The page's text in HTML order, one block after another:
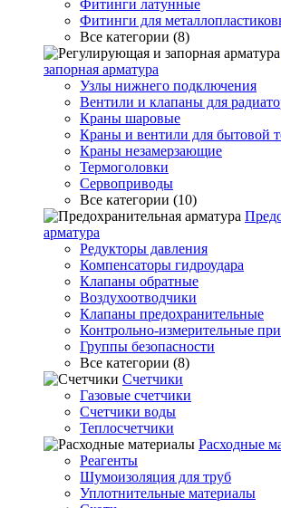
Фитинги латунные
Фитинги для
Все категории (8)
запорная арматура
Узлы нижнего подключения
Вентили и клапаны для
Краны шаровые
Краны и вентили для бытовой
Краны незамерзающие
Термоголовки
Сервоприводы
Все категории (10)
арматура
Редукторы давления
Компенсаторы гидроудара
Клапаны обратные
Воздухоотводчики
Клапаны предохранительные
Контрольно-измерительные
Группы безопасности
Все категории (8)
Счетчики
Газовые счетчики
Счетчики воды
Теплосчетчики
Расходные
Реагенты
Шумоизоляция для труб
Уплотнительные материалы